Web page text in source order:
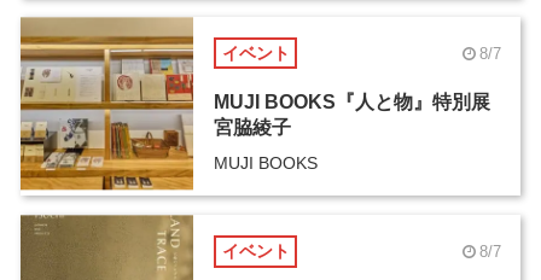
イベント 8/7
MUJI BOOKS『人と物』特別展
宮脇綾子
MUJI BOOKS
イベント 8/7